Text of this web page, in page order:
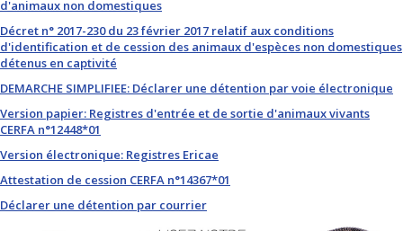
d'animaux non domestiques
Décret n° 2017-230 du 23 février 2017 relatif aux conditions
d'identification et de cession des animaux d'espèces non domestiques
détenus en captivité
DEMARCHE SIMPLIFIEE: Déclarer une détention par voie électronique
Version papier: Registres d'entrée et de sortie d'animaux vivants
CERFA n°12448*01
Version électronique: Registres Ericae
Attestation de cession CERFA n°14367*01
Déclarer une détention par courrier